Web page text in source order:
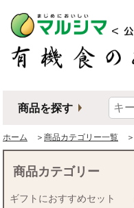
商品を探す
ホーム ＞ 商品カテゴリー一覧 ＞
商品カテゴリー
ギフトにおすすめセット